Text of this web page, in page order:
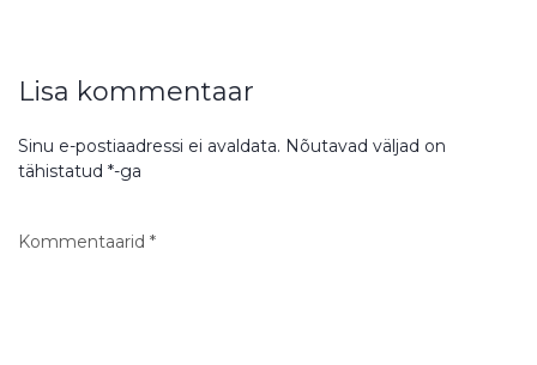
Lisa kommentaar
Sinu e-postiaadressi ei avaldata. Nõutavad väljad on
tähistatud *-ga